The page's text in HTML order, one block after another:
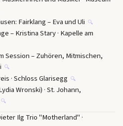
Fairklang – Eva und Uli 🔍
– Kristina Stary · Kapelle am
Session – Zuhören, Mitmischen,
🔍
· Schloss Glarisegg 🔍
Wronski) · St. Johann,
🔍
Ilg Trio "Motherland" ·